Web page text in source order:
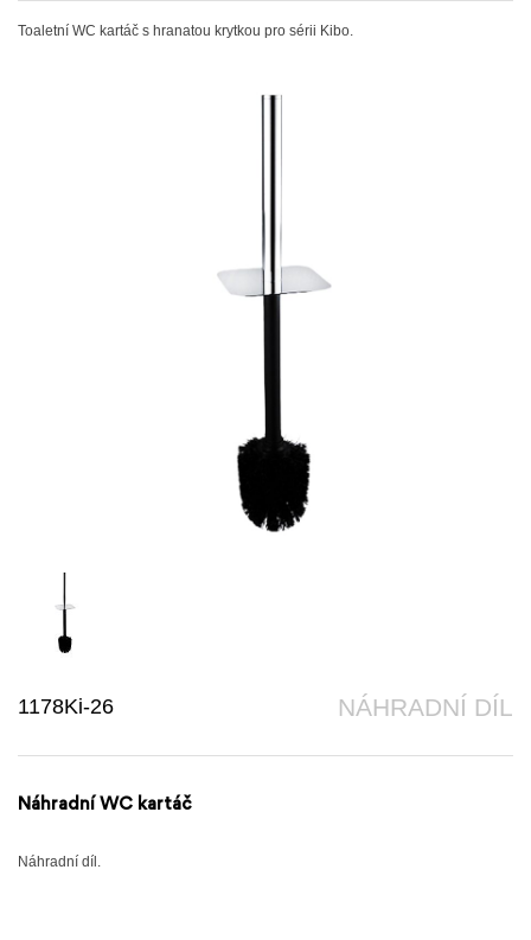
Toaletní WC kartáč s hranatou krytkou pro sérii Kibo.
NÁHRADNÍ DÍL
1178Ki-26
Náhradní WC kartáč
Náhradní díl.